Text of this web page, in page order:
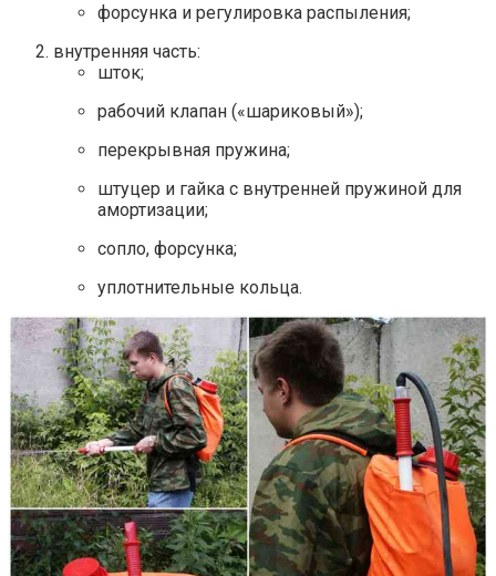
форсунка и регулировка распыления;
внутренняя часть:
шток;
рабочий клапан («шариковый»);
перекрывная пружина;
штуцер и гайка с внутренней пружиной для
амортизации;
сопло, форсунка;
уплотнительные кольца.